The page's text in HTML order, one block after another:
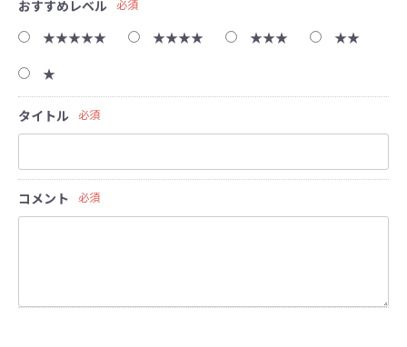
おすすめレベル 必須
★★★★★ ★★★★ ★★★ ★★
★
タイトル 必須
コメント 必須